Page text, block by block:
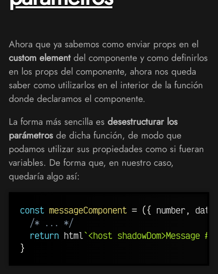
Ahora que ya sabemos como enviar props en el
custom elementdel componente y como definirlos
en los props del componente, ahora nos queda
saber como utilizarlos en el interior de la función
donde declaramos el componente.
La forma más sencilla es desestructurar los
parámetrosde dicha función, de modo que
podamos utilizar sus propiedades como si fueran
variables. De forma que, en nuestro caso,
quedaría algo así:
const messageComponent = ({ number
/* ... */
return html `<host shadowDom>Message #
}